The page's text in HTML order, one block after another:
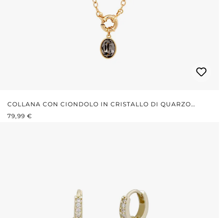
COLLANA CON CIONDOLO IN CRISTALLO DI QUARZO
FUMÉ
PREZZO NORMALE:
79,99 €